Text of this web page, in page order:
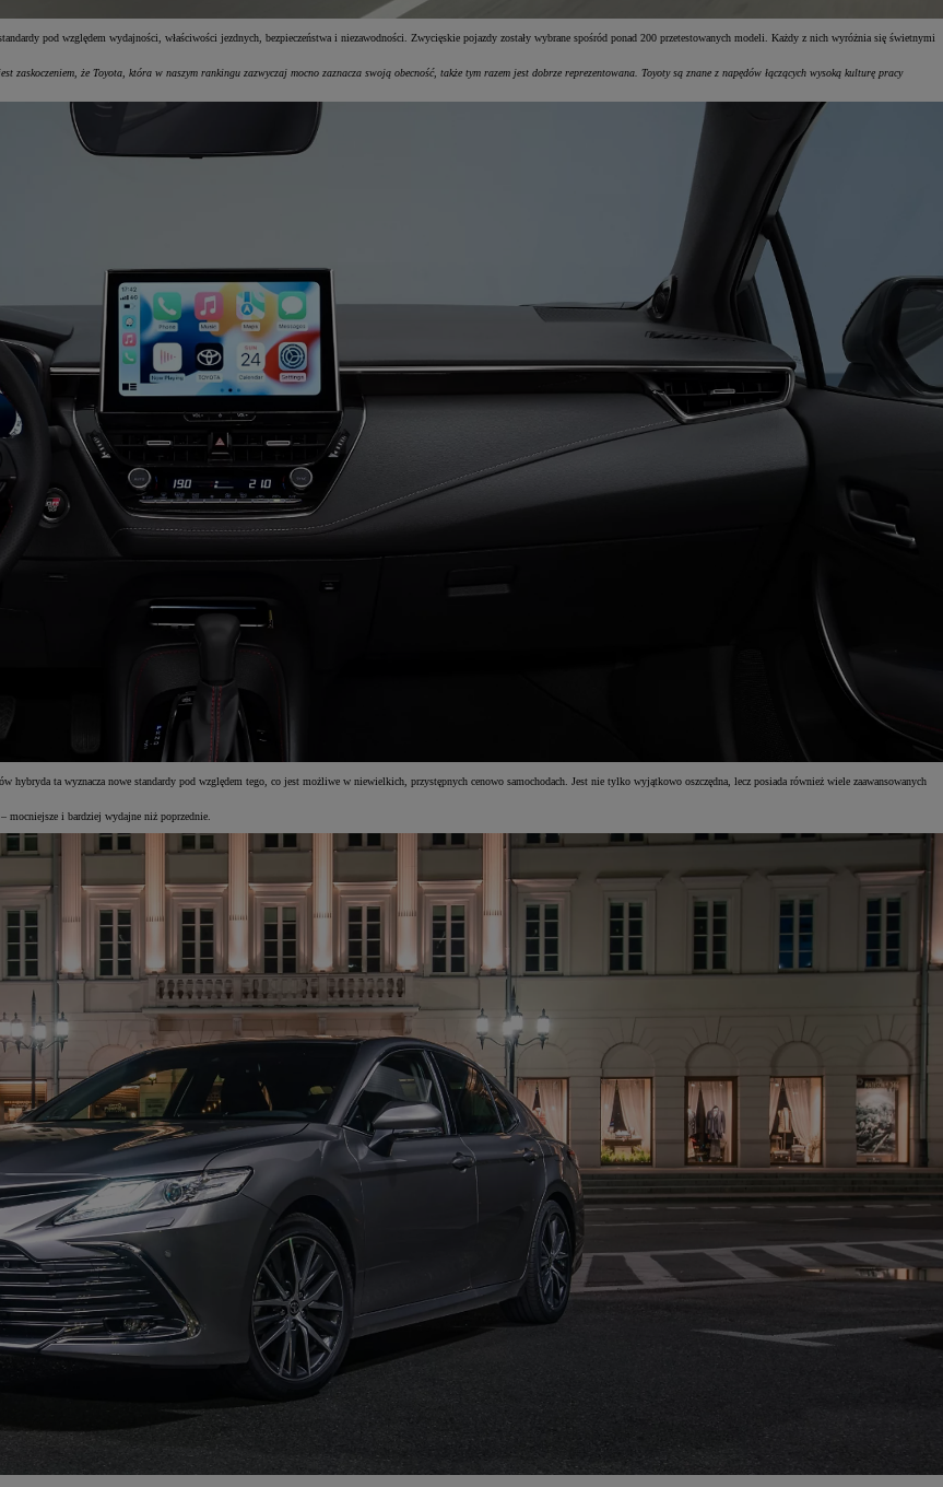
pod względem wydajności, właściwości jezdnych, bezpieczeństwa i niezawodności. Zwycięskie pojazdy zostały wybrane spośród ponad 200 przetestowanych modeli. Każdy z nich wyróżnia się świetnymi
że Toyota, która w naszym rankingu zazwyczaj mocno zaznacza swoją obecność, także tym razem jest dobrze reprezentowana. Toyoty są znane z napędów łączących wysoką kulturę pracy
hybryda ta wyznacza nowe standardy pod względem tego, co jest możliwe w niewielkich, przystępnych cenowo samochodach. Jest nie tylko wyjątkowo oszczędna, lecz posiada również wiele zaawansowanych
mocniejsze i bardziej wydajne niż poprzednie.